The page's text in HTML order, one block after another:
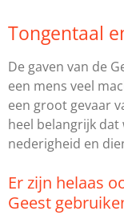
Tongentaal
De gaven van de
een mens veel
een groot gevaar
heel belangrijk
nederigheid en
Er zijn helaas
Geest